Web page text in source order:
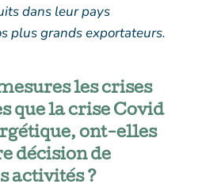
dans leur pays
plus grands exportateurs.
les crises
que la crise Covid
ont-elles
décision de
activités ?